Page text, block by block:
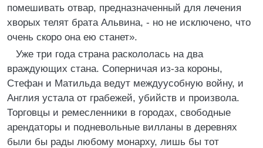
помешивать отвар, предназначенный для лечения
хворых телят брата Альвина, - но не исключено, что
очень скоро она ею станет».
Уже три года страна раскололась на два
враждующих стана. Соперничая из-за короны,
Стефан и Матильда ведут междуусобную войну, и
Англия устала от грабежей, убийств и произвола.
Торговцы и ремесленники в городах, свободные
арендаторы и подневольные вилланы в деревнях
были бы рады любому монарху, лишь бы тот